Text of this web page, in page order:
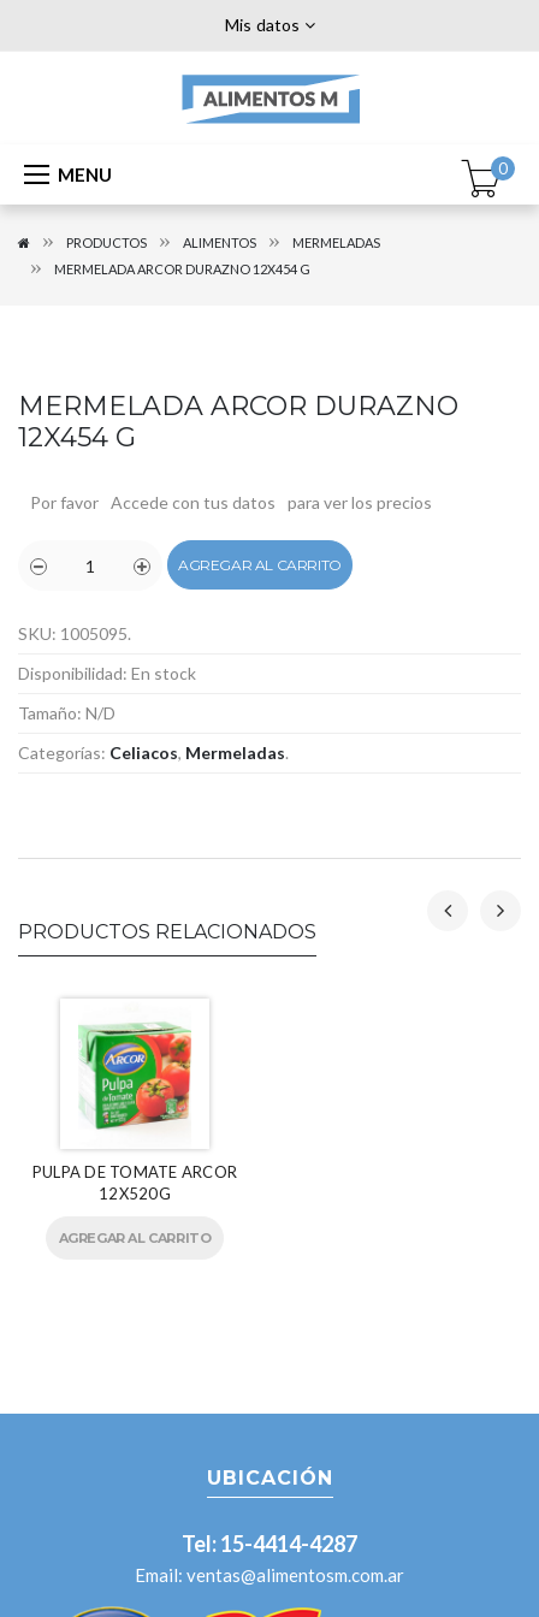
Mis datos
MENU 0
PRODUCTOS ALIMENTOS
MERMELADAS
MERMELADA ARCOR DURAZNO 12X454 G
MERMELADA ARCOR DURAZNO
12X454 G
Por favor Accede con tus datos para ver los precios
AGREGAR AL CARRITO
SKU: 1005095.
Disponibilidad: En stock
Tamaño: N/D
Categorías: Celiacos, Mermeladas.
PRODUCTOS RELACIONADOS
PULPA DE TOMATE ARCOR
12X520G
AGREGAR AL CARRITO
UBICACIÓN
Tel: 15-4414-4287
Email: ventas@alimentosm.com.ar